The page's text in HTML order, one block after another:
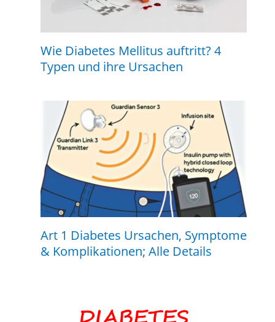
Wie Diabetes Mellitus auftritt? 4
Typen und ihre Ursachen
Art 1 Diabetes Ursachen, Symptome
& Komplikationen; Alle Details